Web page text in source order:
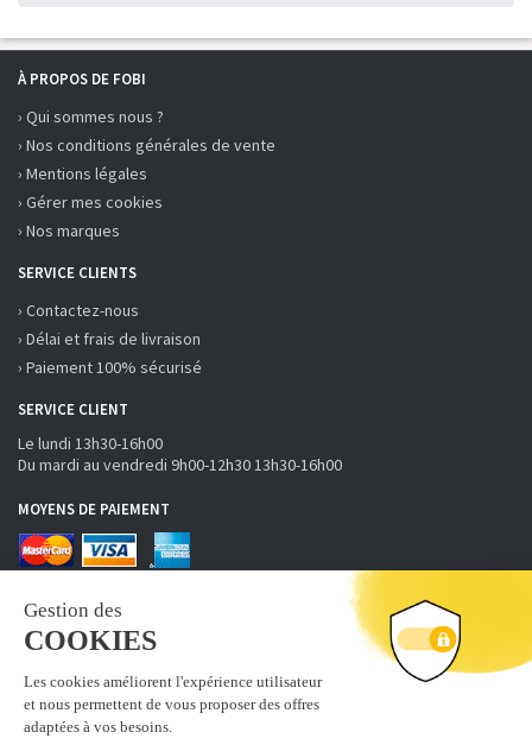
À PROPOS DE FOBI
› Qui sommes nous ?
› Nos conditions générales de vente
› Mentions légales
› Gérer mes cookies
› Nos marques
SERVICE CLIENTS
› Contactez-nous
› Délai et frais de livraison
› Paiement 100% sécurisé
SERVICE CLIENT
Le lundi 13h30-16h00
Du mardi au vendredi 9h00-12h30 13h30-16h00
MOYENS DE PAIEMENT
RECEVOIR LA NEWSLETTER
S'inscrire
Abonnez-vous à la newsletter fobi.fr pour recevoir nos bons